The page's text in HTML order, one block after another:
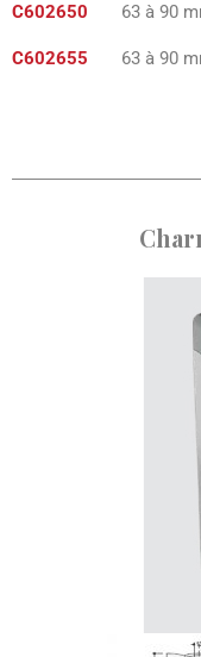
C602650 63 à 90
C602655 63 à 90